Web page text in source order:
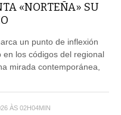
«NORTEÑA» SU
un punto de inflexión
los códigos del regional
mirada contemporánea,
ÀS 02H04MIN